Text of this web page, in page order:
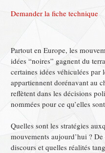
Demander la fiche technique
Partout en Europe, les
idées “noires” gagnent du
certaines idées véhiculées par
appartiennent dorénavant au
reflètent dans les décisions
nommées pour ce qu’elles
Quelles sont les stratégies
mouvements aujourd’hui ?
discours et quelles réalités